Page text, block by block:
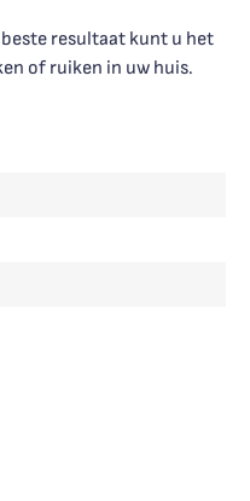
resultaat kunt u het
of ruiken in uw huis.